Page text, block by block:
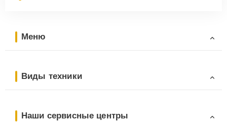
Меню
Виды техники
Наши сервисные центры